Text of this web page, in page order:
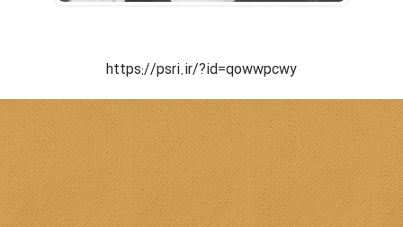
https://psri.ir/?id=qowwpcwy